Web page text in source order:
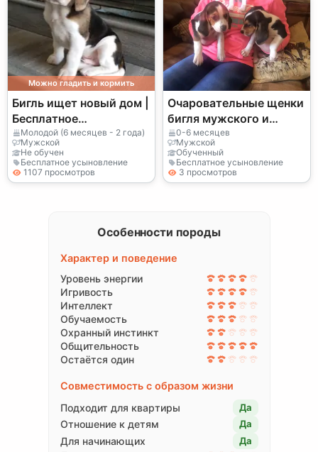
Можно гладить и кормить
Бигль ищет новый дом |
Бесплатное
пристройство | Очень
добрый пёс
Молодой (6 месяцев - 2 года)
Мужской
Не обучен
Бесплатное усыновление
1107 просмотров
Очаровательные щенки
бигля мужского и
женского пола
0-6 месяцев
Мужской
Обученный
Бесплатное усыновление
3 просмотров
Особенности породы
Характер и поведение
Уровень энергии
Игривость
Интеллект
Обучаемость
Охранный инстинкт
Общительность
Остаётся один
Совместимость с образом жизни
Подходит для квартиры
Да
Отношение к детям Да
Для начинающих Да